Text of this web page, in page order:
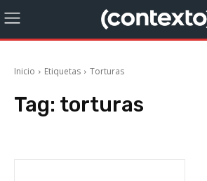
Inicio Etiquetas Torturas
Tag: torturas